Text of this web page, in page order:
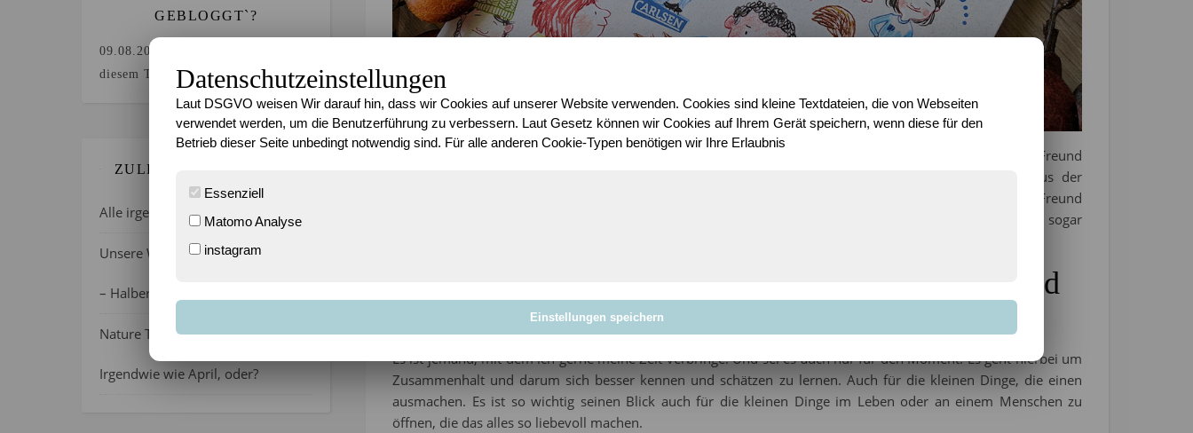
GEBLOGGT`?
09.08.2025
diesem Tag.
ZULETZT GEBLOGGT…
Alle irgendwie verrückt, oder?
Unsere Wochenlieblinge 31/2026
– Halber Alltag ist zurück
Nature Thursday 21/2026 –
Irgendwie wie April, oder?
In dem Buch “ Du bist mein Freund, weil…
” erzählen Kinder aus ihrer Sicht, warum sie jemanden als Freund
ansehen. Manchmal sind diese Eigenschaften aktuell, manchmal banal, manchmal vielleicht auch aus der
Vergangenheit. Man kann ein Freund sein, weil man gerne mit Autos spielt oder in der Nähe wohnt. Ein Freund
kann jemand sein, der sogar bei schlechtem Wetter gute Laune verbreitet, eine lustige Zahnlücke hat oder sogar
Es geht hierbei um Neugier, Akzeptanz, Lachen und
Es ist jemand, mit dem ich gerne meine Zeit verbringe. Und sei es auch nur für den Moment. Es geht hierbei um
Zusammenhalt und darum sich besser kennen und schätzen zu lernen. Auch für die kleinen Dinge, die einen
ausmachen. Es ist so wichtig seinen Blick auch für die kleinen Dinge im Leben oder an einem Menschen zu
öffnen, die das alles so liebevoll machen.
Datenschutzeinstellungen
Laut DSGVO weisen Wir darauf hin, dass wir Cookies auf unserer Website verwenden. Cookies sind kleine Textdateien, die von Webseiten
verwendet werden, um die Benutzerführung zu verbessern. Laut Gesetz können wir Cookies auf Ihrem Gerät speichern, wenn diese für den
Betrieb dieser Seite unbedingt notwendig sind. Für alle anderen Cookie-Typen benötigen wir Ihre Erlaubnis
Essenziell
Matomo Analyse
instagram
Einstellungen speichern